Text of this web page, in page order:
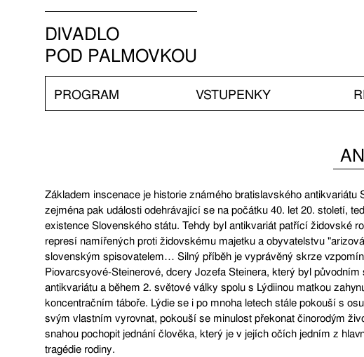
DIVADLO
POD PALMOVKOU
PROGRAM VSTUPENKY
Základem inscenace je historie známého bratislavského antikvariátu
zejména pak události odehrávající se na počátku 40. let 20. století,
existence Slovenského státu. Tehdy byl antikvariát patřící židovské
represí namířených proti židovskému majetku a obyvatelstvu
slovenským spisovatelem… Silný příběh je vyprávěný skrze
Piovarcsyové-Steinerové, dcery Jozefa Steinera, který byl původním
antikvariátu a během 2. světové války spolu s Lýdiinou matkou
koncentračním táboře. Lýdie se i po mnoha letech stále pokouší s
svým vlastním vyrovnat, pokouší se minulost překonat činorodým
snahou pochopit jednání člověka, který je v jejích očích jedním z
tragédie rodiny.